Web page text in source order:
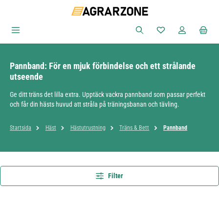
Du har 0 objekt i
Pannband: För en mjuk förbindelse och ett strålande
utseende
Ge ditt träns det lilla extra. Upptäck vackra pannband som passar perfekt
och får din hästs huvud att stråla på träningsbanan och tävling.
Startsida Häst Hästutrustning Träns & Bett Pannband
Filter